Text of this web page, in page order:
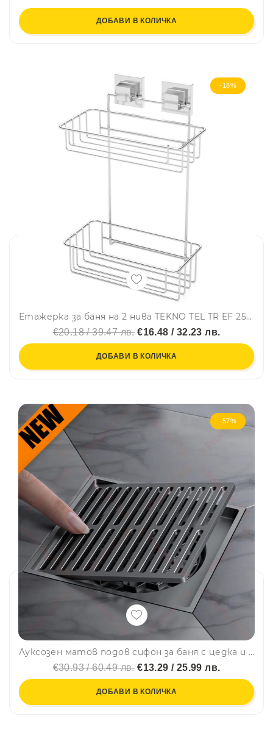
ДОБАВИ В КОЛИЧКА
-18%
Етажерка за баня на 2 нива TEKNO TEL TR EF 256, 25х15х39 см, Двойно залепване, Сребрист
€20.18 / 39.47 лв.€16.48 / 32.23 лв.
ДОБАВИ В КОЛИЧКА
-57%
Луксозен матов подов сифон за баня с цедка и клапа против миризми - графит
€30.93 / 60.49 лв.€13.29 / 25.99 лв.
ДОБАВИ В КОЛИЧКА